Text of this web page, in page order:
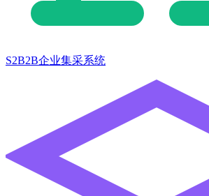
S2B2B企业集采系统